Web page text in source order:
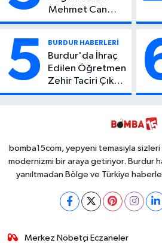
Mehmet Can
Atıcı Genç Yaşta
5 BURDUR HABERLERİ
Burdur'da İhraç
Edilen Öğretmen
Zehir Taciri Çıktı:
Binlerce
bomba15com, yepyeni temasıyla
modernizmi bir araya getiriyor. Burdur
yanıltmadan Bölge ve Türkiye
Merkez Nöbetçi Eczaneler